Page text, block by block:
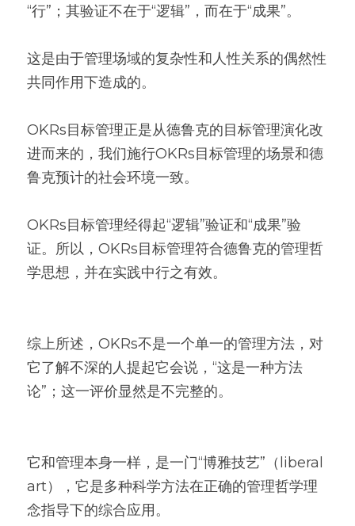
“行”；其验证不在于“逻辑”，而在于“成果”。
这是由于管理场域的复杂性和人性关系的偶然性
共同作用下造成的。
OKRs目标管理正是从德鲁克的目标管理演化改
进而来的，我们施行OKRs目标管理的场景和德
鲁克预计的社会环境一致。
OKRs目标管理经得起“逻辑”验证和“成果”验
证。所以，OKRs目标管理符合德鲁克的管理哲
学思想，并在实践中行之有效。
综上所述，OKRs不是一个单一的管理方法，对
它了解不深的人提起它会说，“这是一种方法
论”；这一评价显然是不完整的。
它和管理本身一样，是一门“博雅技艺”（liberal
art），它是多种科学方法在正确的管理哲学理
念指导下的综合应用。